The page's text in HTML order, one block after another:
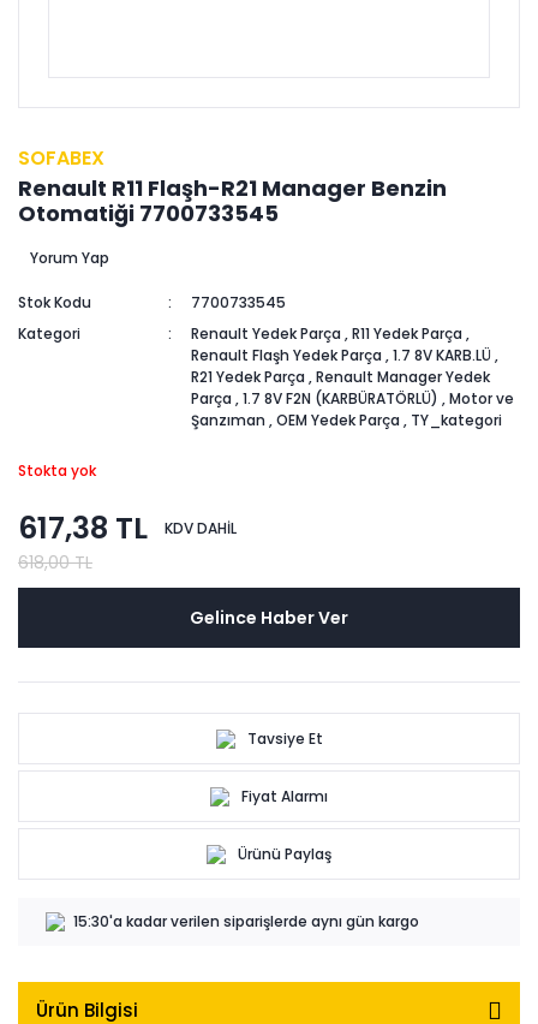
SOFABEX
Renault R11 Flaşh-R21 Manager Benzin
Otomatiği 7700733545
Yorum Yap
Stok Kodu
7700733545
Kategori
Renault Yedek Parça ,R11 Yedek Parça ,
Renault Flaşh Yedek Parça ,1.7 8V KARB.LÜ ,
R21 Yedek Parça ,Renault Manager Yedek
Parça ,1.7 8V F2N (KARBÜRATÖRLÜ) ,Motor ve
Şanzıman ,OEM Yedek Parça , TY_kategori
Stokta yok
617,38 TL KDV DAHİL
618,00 TL
Gelince Haber Ver
Tavsiye Et
Fiyat Alarmı
Ürünü Paylaş
15:30'a kadar verilen siparişlerde aynı gün kargo
Ürün Bilgisi